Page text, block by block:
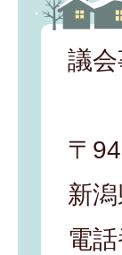
議
〒
新
電話